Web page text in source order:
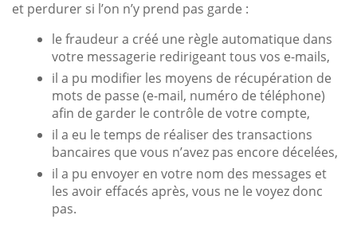
et perdurer si l’on n’y prend pas garde :
le fraudeur a créé une règle automatique dans
votre messagerie redirigeant tous vos e-mails,
il a pu modifier les moyens de récupération de
mots de passe (e-mail, numéro de téléphone)
afin de garder le contrôle de votre compte,
il a eu le temps de réaliser des transactions
bancaires que vous n’avez pas encore décelées,
il a pu envoyer en votre nom des messages et
les avoir effacés après, vous ne le voyez donc
pas.